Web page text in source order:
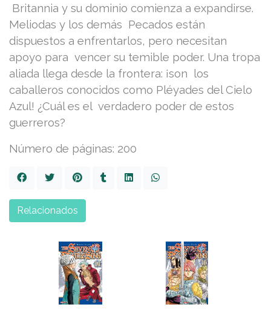
Britannia y su dominio comienza a expandirse.
Meliodas y los demás Pecados están
dispuestos a enfrentarlos, pero necesitan
apoyo para vencer su temible poder. Una tropa
aliada llega desde la frontera: ¡son los
caballeros conocidos como Pléyades del Cielo
Azul! ¿Cuál es el verdadero poder de estos
guerreros?
Número de páginas: 200
Relacionados